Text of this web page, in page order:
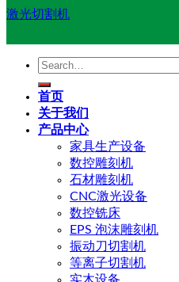
激光切割机
Search
首页
关于我们
产品中心
家具生产设备
数控雕刻机
石材雕刻机
CNC激光设备
数控铣床
EPS 泡沫雕刻机
振动刀切割机
等离子切割机